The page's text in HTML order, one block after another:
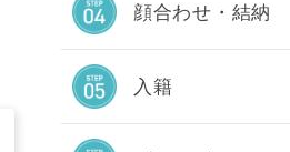
顔合わせ・結納
入籍